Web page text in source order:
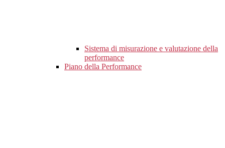
Sistema di misurazione e valutazione della
performance
Piano della Performance